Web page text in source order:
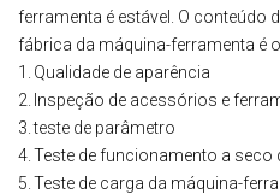
ferramenta é estável. O conteúdo
fábrica da máquina-ferramenta é
1.
Qualidade de aparência
2.
Inspeção de acessórios e
3. teste de parâmetro
4. Teste de funcionamento a seco
5. Teste de carga da máquina-